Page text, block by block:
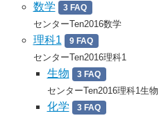
数学 3 FAQ
センターTen2016数学
理科1 9 FAQ
センターTen2016理科1
生物 3 FAQ
センターTen2016理科1生物
化学 3 FAQ